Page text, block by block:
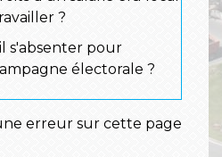
?
s'absenter pour
électorale ?
erreur sur cette page